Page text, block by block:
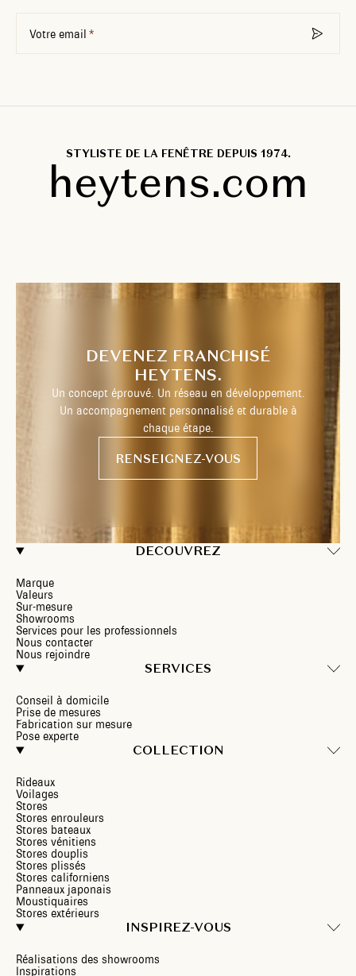
Votre email
STYLISTE DE LA FENÊTRE DEPUIS 1974.
heytens.com
DECOUVREZ
Marque
Valeurs
Sur-mesure
Showrooms
Services pour les professionnels
Nous contacter
Nous rejoindre
SERVICES
Conseil à domicile
Prise de mesures
Fabrication sur mesure
Pose experte
COLLECTION
Rideaux
Voilages
Stores
Stores enrouleurs
Stores bateaux
Stores vénitiens
Stores douplis
Stores plissés
Stores californiens
Panneaux japonais
Moustiquaires
Stores extérieurs
INSPIREZ-VOUS
Réalisations des showrooms
Inspirations
DEVENEZ FRANCHISÉ
HEYTENS.
Un concept éprouvé. Un réseau en développement.
Un accompagnement personnalisé et durable à
chaque étape.
RENSEIGNEZ-VOUS